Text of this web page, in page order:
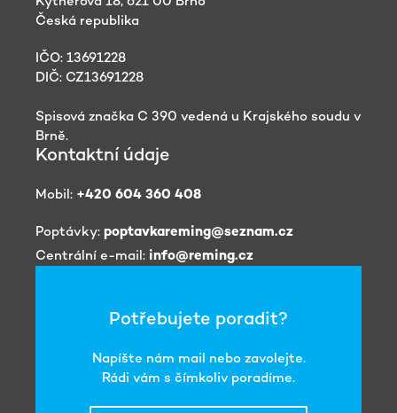
Česká republika
IČO: 13691228
DIČ: CZ13691228
Spisová značka C 390 vedená u Krajského soudu v
Brně.
Kontaktní údaje
Mobil: +420 604 360 408
Poptávky: poptavkareming@seznam.cz
Centrální e-mail: info@reming.cz
Potřebujete poradit?
Napíšte nám mail nebo zavolejte.
Rádi vám s čímkoliv poradíme.